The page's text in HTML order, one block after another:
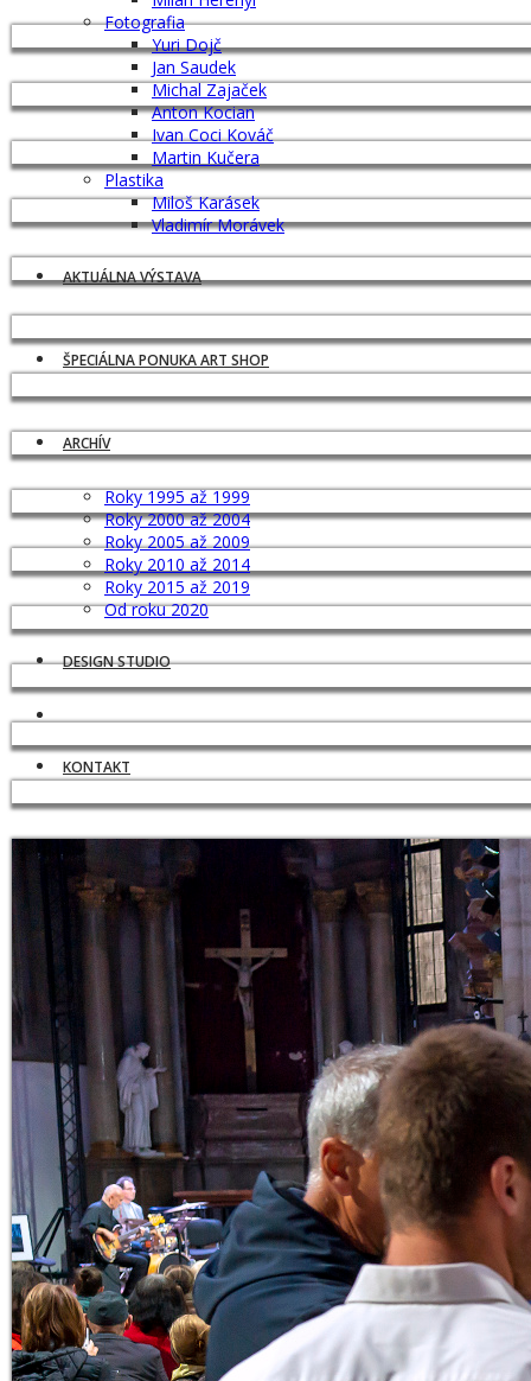
Fotografia
Yuri Dojč
Jan Saudek
Michal Zajaček
Anton Kocian
Ivan Coci Kováč
Martin Kučera
Plastika
Miloš Karásek
Vladimír Morávek
AKTUÁLNA VÝSTAVA
ŠPECIÁLNA PONUKA ART SHOP
ARCHÍV
Roky 1995 až 1999
Roky 2000 až 2004
Roky 2005 až 2009
Roky 2010 až 2014
Roky 2015 až 2019
Od roku 2020
DESIGN STUDIO
KONTAKT